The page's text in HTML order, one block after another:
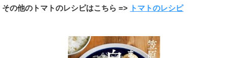
その他のトマトのレシピはこちら => トマトのレシピ